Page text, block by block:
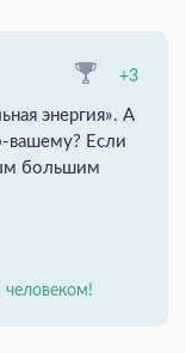
+3
энергия». А
вашему? Если
большим